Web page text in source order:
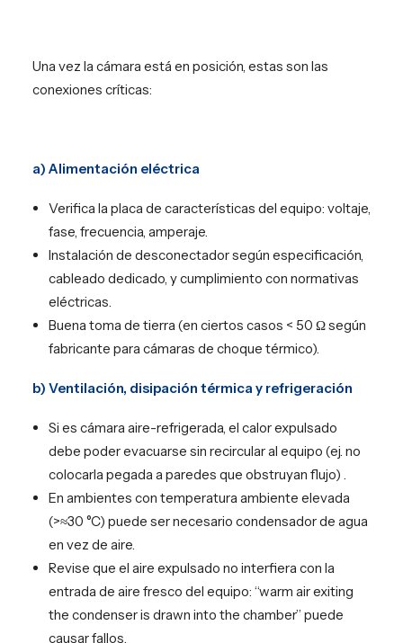
Una vez la cámara está en posición, estas son las
conexiones críticas:
a) Alimentación eléctrica
Verifica la placa de características del equipo: voltaje,
fase, frecuencia, amperaje.
Instalación de desconectador según especificación,
cableado dedicado, y cumplimiento con normativas
eléctricas.
Buena toma de tierra (en ciertos casos < 50 Ω según
fabricante para cámaras de choque térmico).
b) Ventilación, disipación térmica y refrigeración
Si es cámara aire-refrigerada, el calor expulsado
debe poder evacuarse sin recircular al equipo (ej. no
colocarla pegada a paredes que obstruyan flujo) .
En ambientes con temperatura ambiente elevada
(>≈30 °C) puede ser necesario condensador de agua
en vez de aire.
Revise que el aire expulsado no interfiera con la
entrada de aire fresco del equipo: “warm air exiting
the condenser is drawn into the chamber” puede
causar fallos.